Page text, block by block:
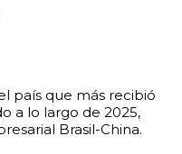
país que más recibió
a lo largo de 2025,
Brasil-China.